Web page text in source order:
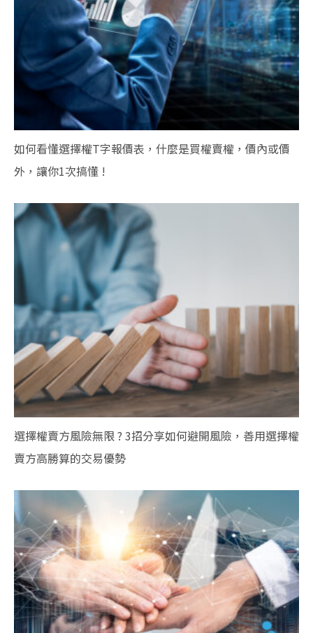
如何看懂選擇權T字報價表，什麼是買權賣權，價內或價
外，讓你1次搞懂 !
選擇權賣方風險無限 ? 3招分享如何避開風險，善用選擇權
賣方高勝算的交易優勢